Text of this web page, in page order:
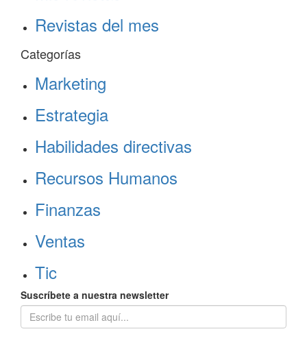
Revistas del mes
Categorías
Marketing
Estrategia
Habilidades directivas
Recursos Humanos
Finanzas
Ventas
Tic
Suscríbete a nuestra newsletter